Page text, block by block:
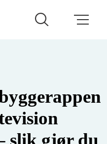
slik gjør du